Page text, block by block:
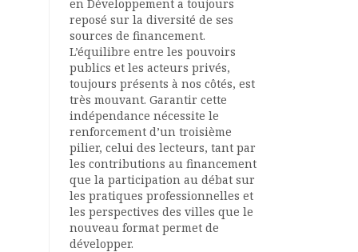
en Développement a toujours
reposé sur la diversité de ses
sources de financement.
L’équilibre entre les pouvoirs
publics et les acteurs privés,
toujours présents à nos côtés, est
très mouvant. Garantir cette
indépendance nécessite le
renforcement d’un troisième
pilier, celui des lecteurs, tant par
les contributions au financement
que la participation au débat sur
les pratiques professionnelles et
les perspectives des villes que le
nouveau format permet de
développer.